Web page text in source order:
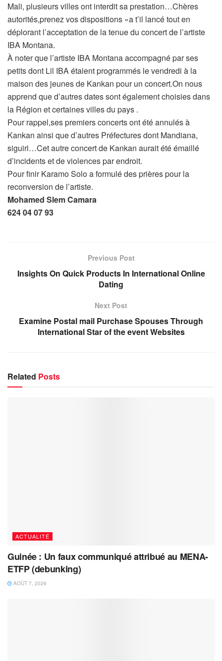
Mali, plusieurs villes ont interdit sa prestation…Chères
autorités,prenez vos dispositions »a t’il lancé tout en
déplorant l’acceptation de la tenue du concert de l’artiste
IBA Montana.
À noter que l’artiste IBA Montana accompagné par ses
petits dont Lil IBA étaient programmés le vendredi à la
maison des jeunes de Kankan pour un concert.On nous
apprend que d’autres dates sont également choisies dans
la Région et certaines villes du pays .
Pour rappel,ses premiers concerts ont été annulés à
Kankan ainsi que d’autres Préfectures dont Mandiana,
siguiri…Cet autre concert de Kankan aurait été émaillé
d’incidents et de violences par endroit.
Pour finir Karamo Solo a formulé des prières pour la
reconversion de l’artiste.
Mohamed Slem Camara
624 04 07 93
Previous Post
Insights On Quick Products In International Online
Dating
Next Post
Examine Postal mail Purchase Spouses Through
International Star of the event Websites
Related Posts
ACTUALITÉ
Guinée : Un faux communiqué attribué au MENA-
ETFP (debunking)
AOÛT 7, 2026